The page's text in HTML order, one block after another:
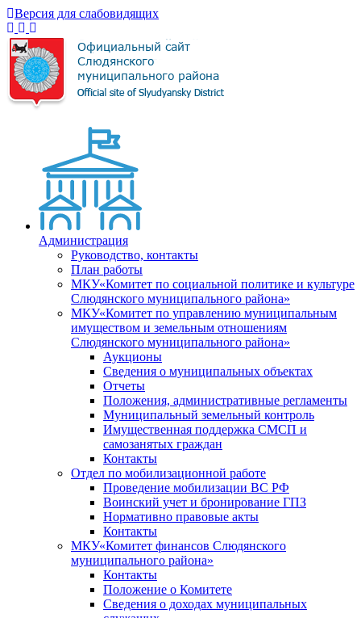
Версия для слабовидящих
Администрация
Руководство, контакты
План работы
МКУ«Комитет по социальной политике и культуре
Слюдянского муниципального района»
МКУ«Комитет по управлению муниципальным
имуществом и земельным отношениям
Слюдянского муниципального района»
Аукционы
Сведения о муниципальных объектах
Отчеты
Положения, административные регламенты
Муниципальный земельный контроль
Имущественная поддержка СМСП и
самозанятых граждан
Контакты
Отдел по мобилизационной работе
Проведение мобилизации ВС РФ
Воинский учет и бронирование ГПЗ
Нормативно правовые акты
Контакты
МКУ«Комитет финансов Слюдянского
муниципального района»
Контакты
Положение о Комитете
Сведения о доходах муниципальных